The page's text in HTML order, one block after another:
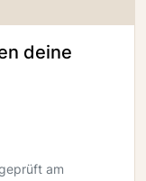
deine
am